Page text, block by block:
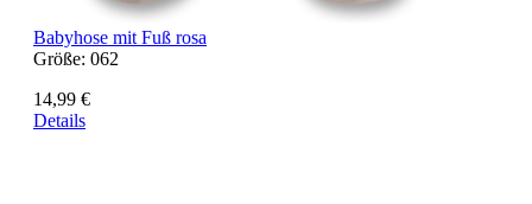
Babyhose mit Fuß rosa
Größe: 062
14,99 €
Details